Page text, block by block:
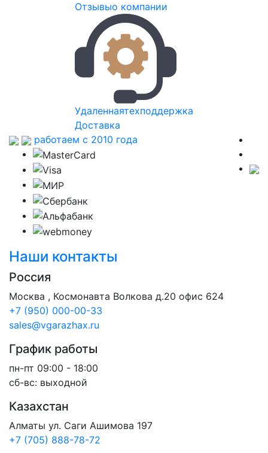
Отзывыо компании
Удаленнаятехподдержка
Доставка
работаем с 2010 года
Наши контакты
Россия
Москва , Космонавта Волкова д.20 офис 624
+7 (950) 000-00-33
sales@vgarazhax.ru
График работы
пн-пт 09:00 - 18:00
сб-вс: выходной
Казахстан
Алматы ул. Саги Ашимова 197
+7 (705) 888-78-72